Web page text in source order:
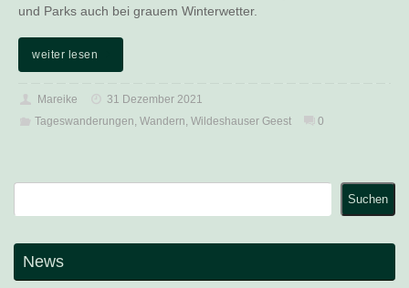
und Parks auch bei grauem Winterwetter.
weiter lesen
Mareike
31 Dezember 2021
Tageswanderungen Wandern Wildeshauser Geest 0
Suchen
News